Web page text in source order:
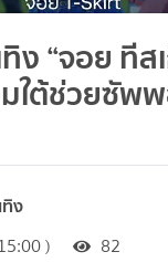
ง “จอย ทีส
ใต้ช่วยซัพ
ง
) 82